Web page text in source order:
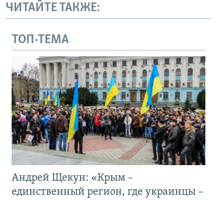
ЧИТАЙТЕ ТАКЖЕ:
ТОП-ТЕМА
Андрей Щекун: «Крым –
единственный регион, где украинцы –